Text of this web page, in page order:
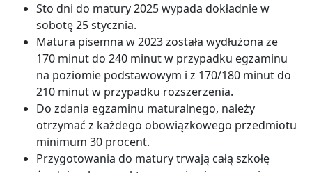
Sto dni do matury 2025 wypada dokładnie w
sobotę 25 stycznia.
Matura pisemna w 2023 została wydłużona ze
170 minut do 240 minut w przypadku egzaminu
na poziomie podstawowym i z 170/180 minut do
210 minut w przypadku rozszerzenia.
Do zdania egzaminu maturalnego, należy
otrzymać z każdego obowiązkowego przedmiotu
minimum 30 procent.
Przygotowania do matury trwają całą szkołę